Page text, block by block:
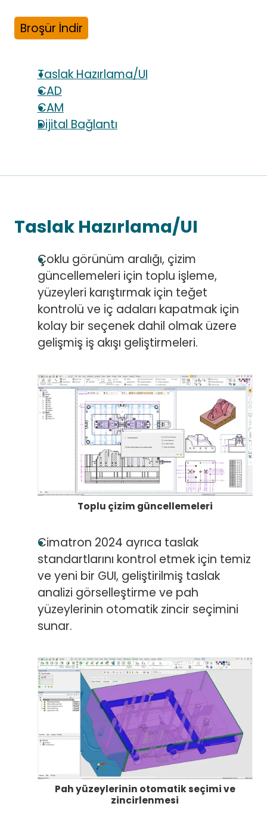
Broşür İndir
Taslak Hazırlama/UI
CAD
CAM
Dijital Bağlantı
Taslak Hazırlama/UI
Çoklu görünüm aralığı, çizim
güncellemeleri için toplu işleme,
yüzeyleri karıştırmak için teğet
kontrolü ve iç adaları kapatmak için
kolay bir seçenek dahil olmak üzere
gelişmiş iş akışı geliştirmeleri.
Toplu çizim güncellemeleri
Cimatron 2024 ayrıca taslak
standartlarını kontrol etmek için temiz
ve yeni bir GUI, geliştirilmiş taslak
analizi görselleştirme ve pah
yüzeylerinin otomatik zincir seçimini
sunar.
Pah yüzeylerinin otomatik seçimi ve
zincirlenmesi